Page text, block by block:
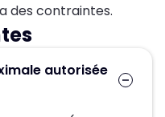
des contraintes.
autorisée